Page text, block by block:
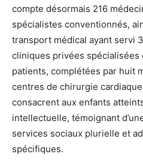
compte désormais 216
spécialistes conventionnés,
transport médical ayant servi
cliniques privées
patients, complétées par huit
centres de chirurgie
consacrent aux enfants
intellectuelle, témoignant
services sociaux plurielle et
spécifiques.